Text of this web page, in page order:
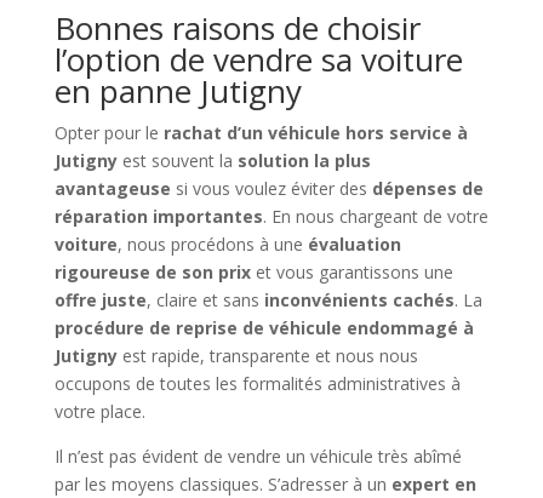
Bonnes raisons de choisir
l’option de vendre sa voiture
en panne Jutigny
Opter pour le rachat d’un véhicule hors service à
Jutignyest souvent la solution la plus
avantageuse si vous voulez éviter des dépenses de
réparation importantes. En nous chargeant de votre
voiture, nous procédons à une évaluation
rigoureuse de son prixet vous garantissons une
offre juste, claire et sans inconvénients cachés. La
procédure de reprise de véhicule endommagé à
Jutignyest rapide, transparente et nous nous
occupons de toutes les formalités administratives à
votre place.
Il n’est pas évident de vendre un véhicule très abîmé
par les moyens classiques. S’adresser à un expert en